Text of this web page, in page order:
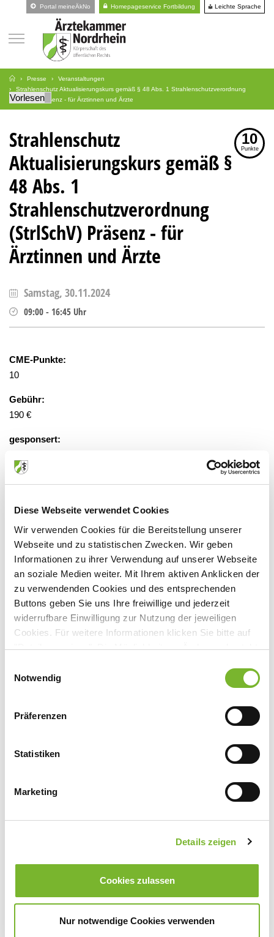
Diese Webseite verwendet Cookies
Wir verwenden Cookies für die Bereitstellung unserer
Webseite und zu statistischen Zwecken. Wir geben
Informationen zu ihrer Verwendung auf unserer Webseite
an soziale Medien weiter. Mit Ihrem aktiven Anklicken der
zu verwendenden Cookies und des entsprechenden
Buttons geben Sie uns Ihre freiwillige und jederzeit
widerrufbare Einwilligung zur Nutzung der jeweiligen
Cookies. Für weitere Informationen klicken Sie bitte auf
"Details anzeigen". Die Möglichkeit zur Änderung besteht
Datenschutzerklärung
Notwendig
Präferenzen
Statistiken
Marketing
Details zeigen
Cookies zulassen
Nur notwendige Cookies verwenden
Portal meineÄkNo Homepageservice Fortbildung Leichte Sprache
Presse
Veranstaltungen
Strahlenschutz Aktualisierungskurs gemäß § 48 Abs. 1 Strahlenschutzverordnung
(StrlSchV) Präsenz - für Ärztinnen und Ärzte
Vorlesen
Strahlenschutz
Aktualisierungskurs gemäß §
48 Abs. 1
Strahlenschutzverordnung
(StrlSchV) Präsenz - für
Ärztinnen und Ärzte
10
Punkte
Samstag, 30.11.2024
09:00 - 16:45 Uhr
CME-Punkte:
10
Gebühr:
190 €
gesponsert:
Marien-Hospital Euskirchen
Gottfried-Disse-Straße 40, 53879
Euskirchen
Anbieter:
Ärztliche Akademie für medizinische Fort- und
40474 Düsseldorf
Fax:0211 4302-5804
Für weitere Informationen wenden Sie sich bitte direkt an den jeweiligen